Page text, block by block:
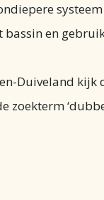
bassin en
Duiveland kijk
zoekterm